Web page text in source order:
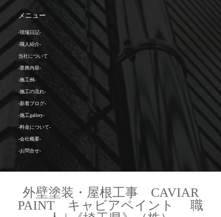
メニュー
-現場日記-
-職人紹介-
当社について
-業務内容-
-施工例-
-施工の流れ-
-新着ブログ-
-施工gallery-
-料金について-
-会社概要-
-お問合せ-
外壁塗装・屋根工事 CAVIAR
PAINT キャビアペイント 職